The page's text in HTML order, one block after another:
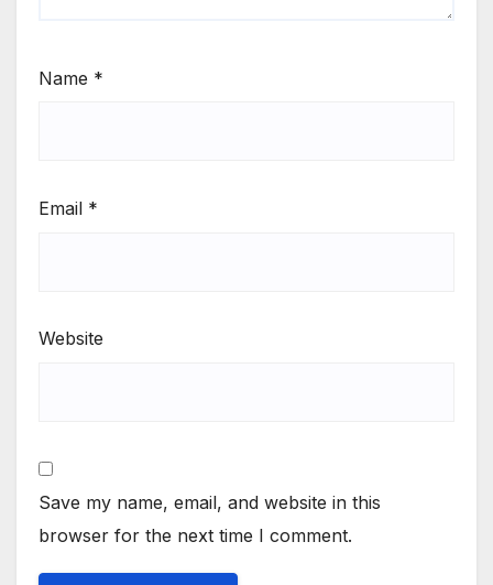
Name *
Email *
Website
Save my name, email, and website in this
browser for the next time I comment.